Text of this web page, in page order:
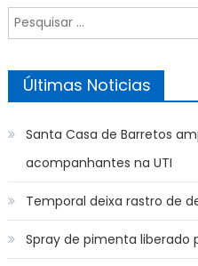
Pesquisar
por:
Últimas Noticias
Santa Casa de Barretos
acompanhantes na UTI
Temporal deixa rastro de
Spray de pimenta liberado